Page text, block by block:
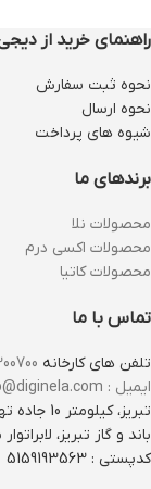
راهنمای خرید از دیجی
نحوه ثبت سفارش
نحوه ارسال
شیوه های پرداخت
برندهای ما
محصولات نلا
محصولات اکسی درم
محصولات کاتیا
تماس با ما
تلفن های کارخانه
ایمیل : info@diginela.com
تبریز،
باند و گاز تبریز، لابراتوار
کدپستی : 5159193563